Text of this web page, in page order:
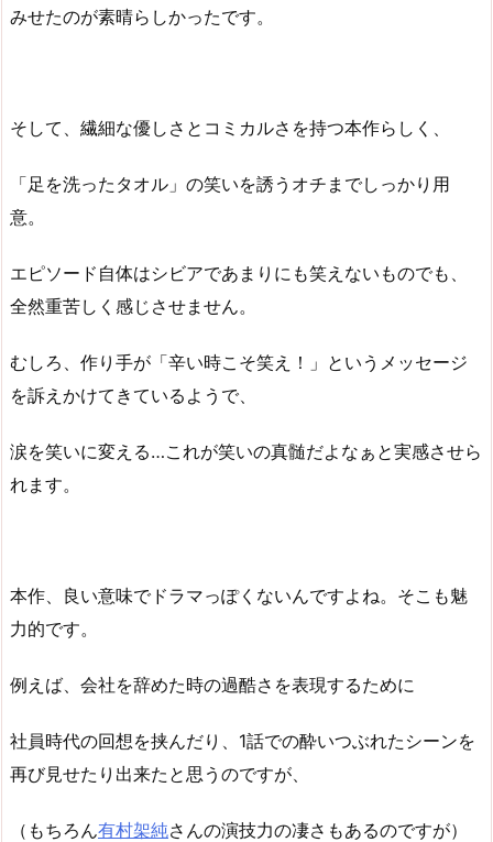
みせたのが素晴らしかったです。
そして、繊細な優しさとコミカルさを持つ本作らしく、
「足を洗ったタオル」の笑いを誘うオチまでしっかり用
意。
エピソード自体はシビアであまりにも笑えないものでも、
全然重苦しく感じさせません。
むしろ、作り手が「辛い時こそ笑え！」というメッセージ
を訴えかけてきているようで、
涙を笑いに変える…これが笑いの真髄だよなぁと実感させら
れます。
本作、良い意味でドラマっぽくないんですよね。そこも魅
力的です。
例えば、会社を辞めた時の過酷さを表現するために
社員時代の回想を挟んだり、1話での酔いつぶれたシーンを
再び見せたり出来たと思うのですが、
（もちろん有村架純さんの演技力の凄さもあるのですが）